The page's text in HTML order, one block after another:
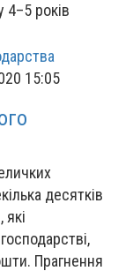
4–5 років
15:05
десятків
Прагнення